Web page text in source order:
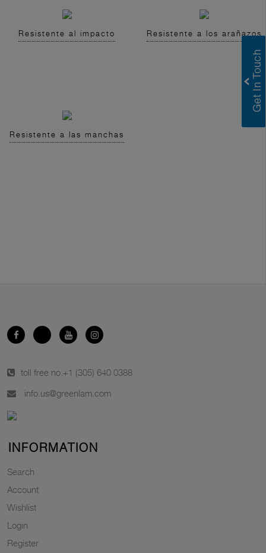
Resistente al impacto Resistente a los arañazos
Resistente a las manchas
toll free no. +1 (305) 640 0388
info.us@greenlam.com
INFORMATION
Search
Account
Wishlist
Login
Register